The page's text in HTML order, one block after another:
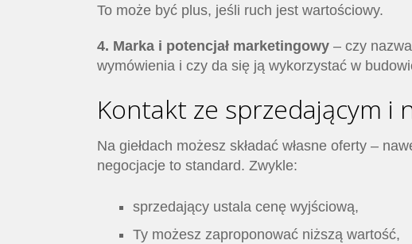
To może być plus, jeśli ruch jest wartościowy.
4. Marka i potencjał marketingowy – czy
wymówienia i czy da się ją wykorzystać w
Kontakt ze sprzedającym i
Na giełdach możesz składać własne oferty –
negocjacje to standard. Zwykle:
sprzedający ustala cenę wyjściową,
Ty możesz zaproponować niższą wartość,